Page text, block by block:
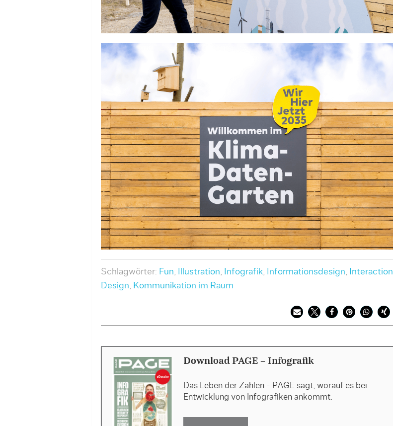
Schlagwörter: Fun, Illustration, Infografik, Informationsdesign,
Interaction
Design, Kommunikation im Raum
Download PAGE - Infografik
Das Leben der Zahlen - PAGE sagt, worauf es bei
Entwicklung von Infografiken ankommt.